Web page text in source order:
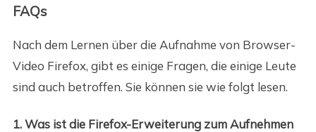
FAQs
Nach dem Lernen über die Aufnahme von Browser-
Video Firefox, gibt es einige Fragen, die einige Leute
sind auch betroffen. Sie können sie wie folgt lesen.
1. Was ist die Firefox-Erweiterung zum Aufnehmen